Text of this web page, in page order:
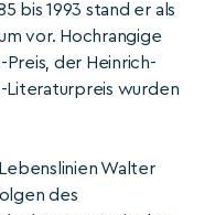
bis 1993 stand er als
vor. Hochrangige
der Heinrich-
Literaturpreis wurden
Walter
des